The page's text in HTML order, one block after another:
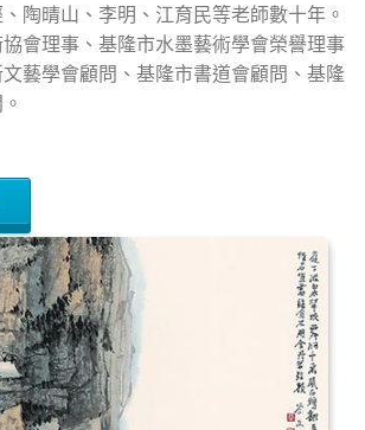
陶晴山、李明、江育民等老師數十年。
會理事、基隆市水墨藝術學會榮譽理事
藝學會顧問、基隆市書道會顧問、基隆